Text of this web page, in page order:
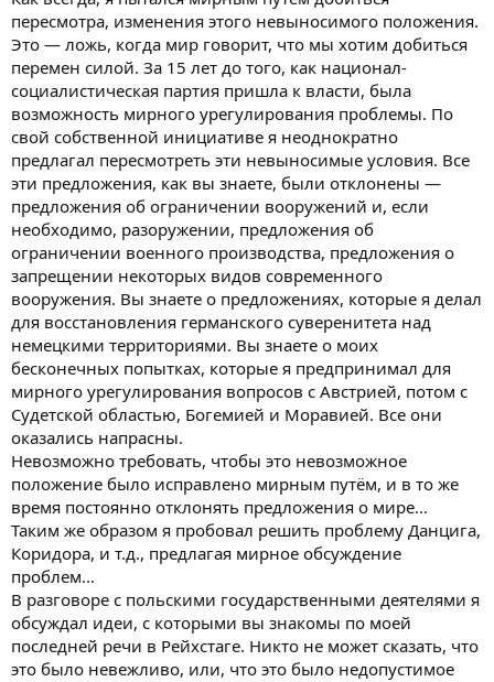
пересмотра, изменения этого невыносимого положения.
Это — ложь, когда мир говорит, что мы хотим добиться
перемен силой. За 15 лет до того, как национал-
социалистическая партия пришла к власти, была
возможность мирного урегулирования проблемы. По
свой собственной инициативе я неоднократно
предлагал пересмотреть эти невыносимые условия. Все
эти предложения, как вы знаете, были отклонены —
предложения об ограничении вооружений и, если
необходимо, разоружении, предложения об
ограничении военного производства, предложения о
запрещении некоторых видов современного
вооружения. Вы знаете о предложениях, которые я делал
для восстановления германского суверенитета над
немецкими территориями. Вы знаете о моих
бесконечных попытках, которые я предпринимал для
мирного урегулирования вопросов с Австрией, потом с
Судетской областью, Богемией и Моравией. Все они
оказались напрасны.
Невозможно требовать, чтобы это невозможное
положение было исправлено мирным путём, и в то же
время постоянно отклонять предложения о мире...
Таким же образом я пробовал решить проблему Данцига,
Коридора, и т.д., предлагая мирное обсуждение
проблем...
В разговоре с польскими государственными деятелями я
обсуждал идеи, с которыми вы знакомы по моей
последней речи в Рейхстаге. Никто не может сказать, что
это было невежливо, или, что это было недопустимое